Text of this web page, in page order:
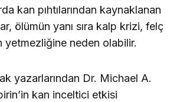
kan pıhtılarından kaynaklanan
ölümün yanı sıra kalp krizi, felç
yetmezliğine neden olabilir.
yazarlarından Dr. Michael A.
kan inceltici etkisi